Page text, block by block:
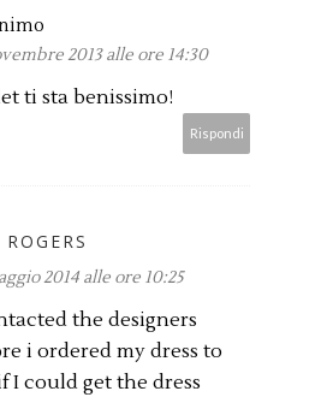
2013 alle ore 14:30
ti sta benissimo!
Rispondi
2014 alle ore 10:25
the designers
i ordered my dress to
I could get the dress